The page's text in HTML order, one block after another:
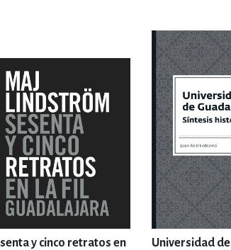
y cinco retratos en
Universidad de